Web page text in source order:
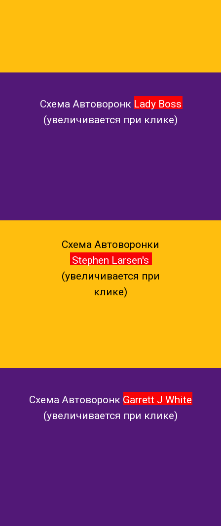
Схема Автоворонк Lady Boss
(увеличивается при клике)
Схема Автоворонки
Stephen Larsen's
(увеличивается при
клике)
Схема Автоворонк Garrett J White
(увеличивается при клике)